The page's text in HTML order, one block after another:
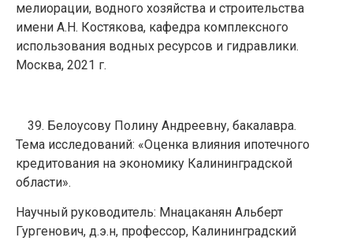
мелиорации, водного хозяйства и строительства
имени А.Н. Костякова, кафедра комплексного
использования водных ресурсов и гидравлики.
Москва, 2021 г.
Белоусову Полину Андреевну, бакалавра.
Тема исследований: «Оценка влияния ипотечного
кредитования на экономику Калининградской
области».
Научный руководитель: Мнацаканян Альберт
Гургенович, д.э.н, профессор, Калининградский